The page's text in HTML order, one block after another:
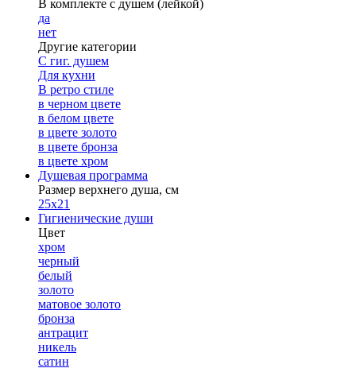
В комплекте с душем (лейкой)
да
нет
Другие категории
С гиг. душем
Для кухни
В ретро стиле
в черном цвете
в белом цвете
в цвете золото
в цвете бронза
в цвете хром
Душевая программа
Размер верхнего душа, см
25х21
Гигиенические души
Цвет
хром
черный
белый
золото
матовое золото
бронза
антрацит
никель
сатин